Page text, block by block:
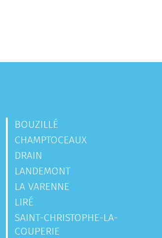
BOUZILLÉ
CHAMPTOCEAUX
DRAIN
LANDEMONT
LA VARENNE
LIRÉ
SAINT-CHRISTOPHE-LA-
COUPERIE